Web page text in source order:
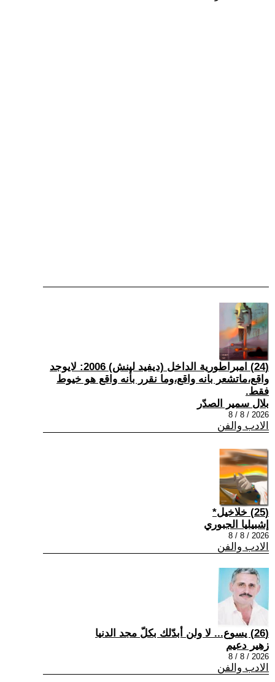
(24) امبراطورية الداخل (ديفيد لينش) 2006: لايوجد
واقع،ماتشعر بانه واقع،وما نقرر بأنه واقع هو خيوط
فقط.
بلال سمير الصدّر
2026 / 8 / 8
الادب والفن
(25) خلاخيل*
إشبيليا الجبوري
2026 / 8 / 8
الادب والفن
(26) يسوع... لا ولن أبدّلك بكلّ مجد الدنيا
زهير دعيم
2026 / 8 / 8
الادب والفن